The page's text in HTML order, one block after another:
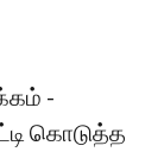
-
கொடுத்த